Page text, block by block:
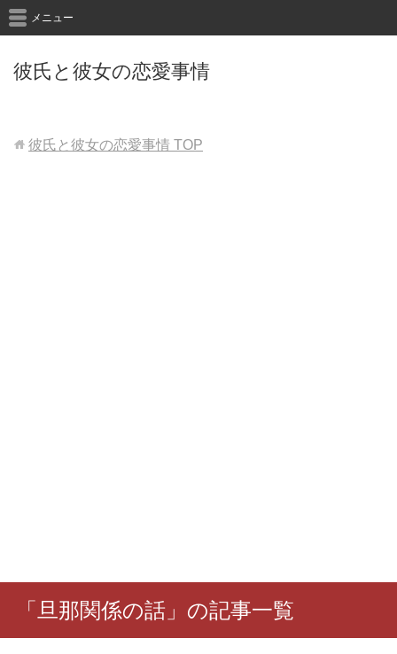
彼氏と彼女の恋愛事情
メニュー
彼氏と彼女の恋愛事情 TOP
「旦那関係の話」の記事一覧